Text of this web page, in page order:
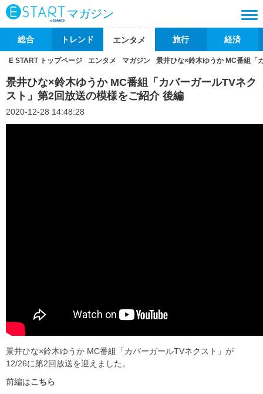
マガジン
総合 トレンド エンタメ 旅行 経済
E START トップページ エンタメ マガジン 景井ひな×鈴木ゆうか MC番組「
景井ひな×鈴木ゆうか MC番組「カバーガールTVネク
スト」第2回放送の模様をご紹介 後編
2020-12-28 14:48:28
景井ひな×鈴木ゆうか MC番組「カバーガールTVネクスト」が
12/26に第2回放送を迎えました。
前編はこちら